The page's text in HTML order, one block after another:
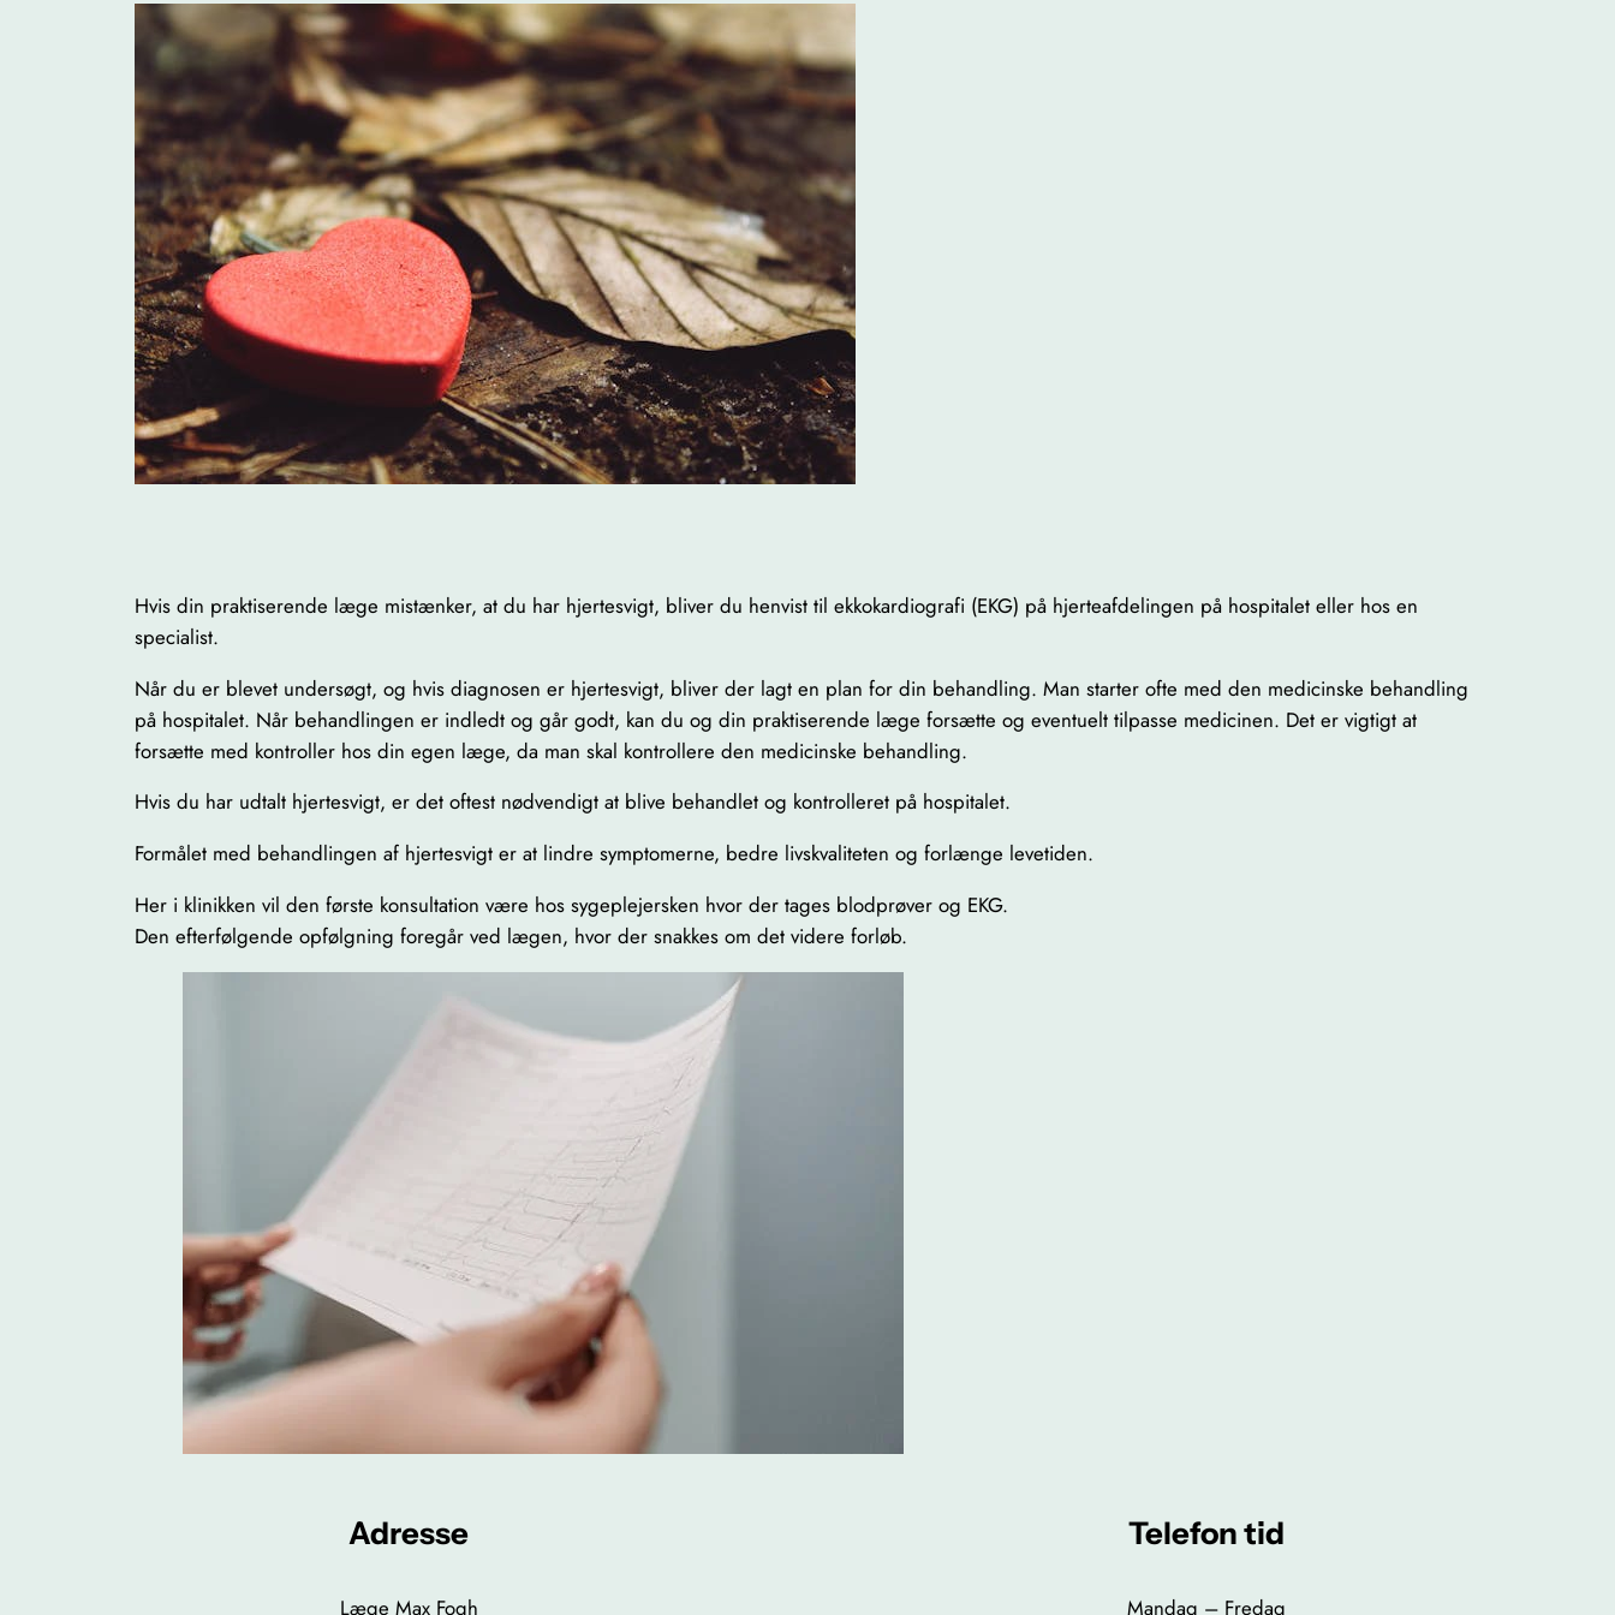
Hvis din praktiserende læge mistænker, at du har hjertesvigt, bliver du henvist til ekkokardiografi (EKG) på hjerteafdelingen på hospitalet eller hos en
specialist.
Når du er blevet undersøgt, og hvis diagnosen er hjertesvigt, bliver der lagt en plan for din behandling. Man starter ofte med den medicinske behandling
på hospitalet. Når behandlingen er indledt og går godt, kan du og din praktiserende læge forsætte og eventuelt tilpasse medicinen. Det er vigtigt at
forsætte med kontroller hos din egen læge, da man skal kontrollere den medicinske behandling.
Hvis du har udtalt hjertesvigt, er det oftest nødvendigt at blive behandlet og kontrolleret på hospitalet.
Formålet med behandlingen af hjertesvigt er at lindre symptomerne, bedre livskvaliteten og forlænge levetiden.
Her i klinikken vil den første konsultation være hos sygeplejersken hvor der tages blodprøver og EKG.
Den efterfølgende opfølgning foregår ved lægen, hvor der snakkes om det videre forløb.
Adresse
Læge Max Fogh
Telefon tid
Mandag – Fredag